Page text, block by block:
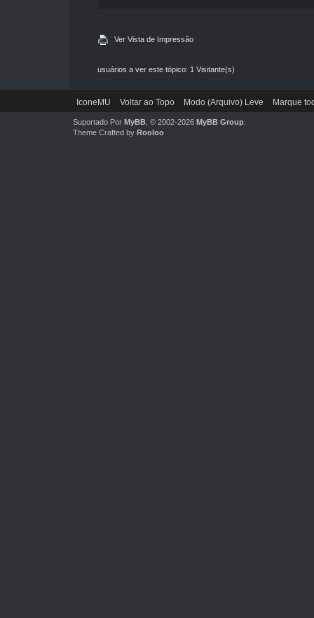
Ver Vista de Impressão
usuários a ver este tópico: 1 Visitante(s)
IconeMU Voltar ao Topo Modo (Arquivo) Leve Marque
Suportado Por MyBB, © 2002-2026 MyBB Group.
Theme Crafted by Rooloo